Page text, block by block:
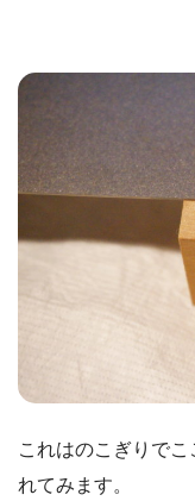
これはのこぎりで
れてみます。